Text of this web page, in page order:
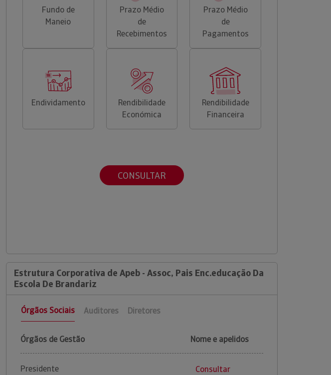
Fundo de
Maneio
Prazo Médio
de
Recebimentos
Prazo Médio
de
Pagamentos
Endividamento
Rendibilidade
Económica
Rendibilidade
Financeira
CONSULTAR
Estrutura Corporativa de Apeb - Assoc, Pais Enc.educação Da
Escola De Brandariz
Órgãos Sociais Auditores Diretores
Órgãos de Gestão Nome e apelidos
Presidente Consultar